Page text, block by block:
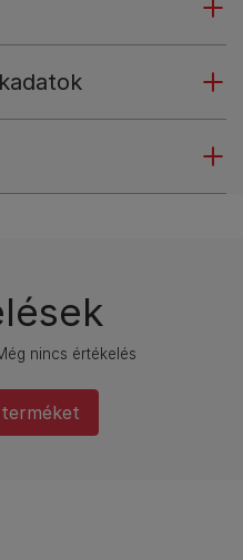
nincs értékelés